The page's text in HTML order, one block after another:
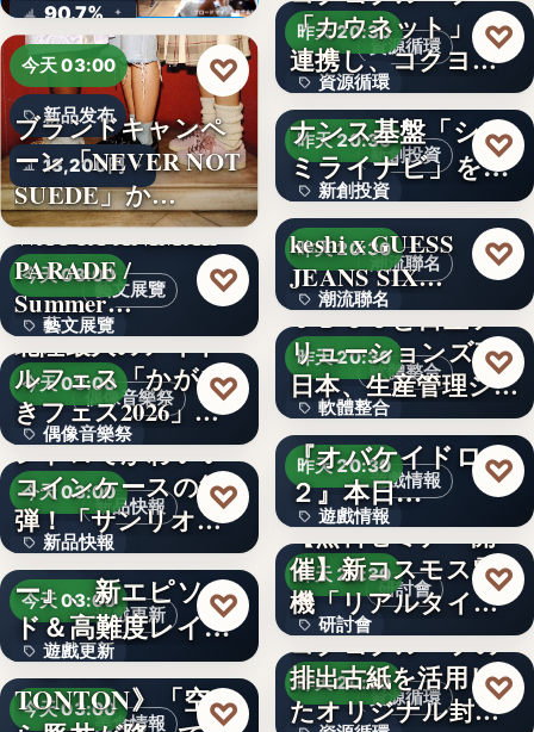
90.7%
ロード…
今天 03:00
新品发布
13,200円
ブランドキャンペ
ーン「NEVER NOT
SUEDE」か…
♡
藝文展覽
今天 03:00
藝文展覽
3名
WACCA ANIMAL
PARADE /
Summer…
♡
偶像音樂祭
今天 03:00
偶像音樂祭
47
北陸最大のアイド
ルフェス「かがや
きフェス2026」第5
弾…
♡
新品快報
今天 03:00
新品快報
400
レトロでかわいい
コインケースの第2
弾！「サンリオキ
ャラク…
♡
遊戲更新
今天 03:00
遊戲更新
文字
『ソウルワーカ
ー』、新エピソー
ド＆高難度レイド
を実装！新…
♡
美食情報
今天 03:00
《豚丼屋
TONTON》「空か
♡
670
資源循環
昨天 20:30
資源循環
50%
「カウネット」と
連携し、コクヨグ
ループで排…
♡
新創投資
昨天 20:30
新創投資
文字
CINCA、対話ガバ
ナンス基盤「シン
ミライナビ」を開
発す…
♡
潮流聯名
昨天 20:30
潮流聯名
65億回
keshi x GUESS
JEANS SIX…
♡
軟體整合
昨天 20:30
軟體整合
670
ＪＢＣＣと日立ソ
リューションズ東
日本、生産管理シ
ステム「…
♡
遊戲情報
昨天 20:30
遊戲情報
文字
Nitendo Switch™版
『オバケイドロ
２』本日…
♡
研討會
昨天 20:30
研討會
1964
【無料セミナー開
催】新コスモス電
機「リアルタイム
モニタと…
♡
資源循環
昨天 20:30
コクヨグループの
排出古紙を活用し
たオリジナル封筒
♡